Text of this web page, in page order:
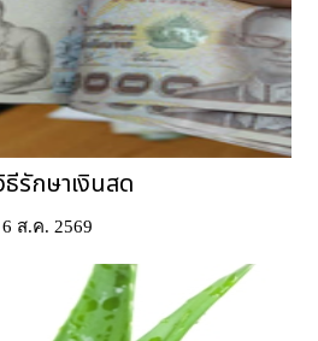
รักษาเงินสด
6 ส.ค. 2569